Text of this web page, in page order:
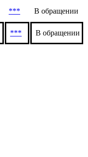
*** В обращении
*** В обращении